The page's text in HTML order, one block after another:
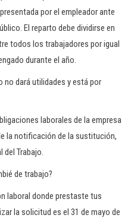
por el empleador ante
El reparto debe dividirse en
todos los trabajadores por igual
durante el año.
no dará utilidades y está por
laborales de la empresa
la notificación de la sustitución,
del Trabajo.
de trabajo?
laboral donde prestaste tus
la solicitud es el 31 de mayo de